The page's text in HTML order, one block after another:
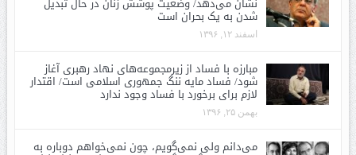
شدن به یک بحران است
اسفند ۱۲, ۱۳۹۶
مبارزه با فساد از زیرمجموعه‌های نهاد رهبری آغاز
شود/ فساد مایه ننگ جمهوری اسلامی است/ اقتدار
لازم برای برخورد با فساد وجود ندارد
بهمن ۲۵, ۱۳۹۶
می‌دانم ولی نمی‌گویم، چون نمی‌خواهم دوباره به